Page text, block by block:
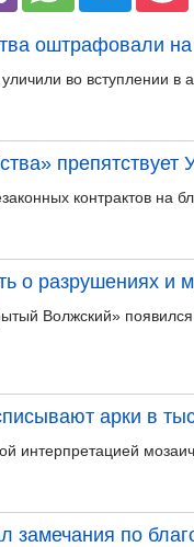
оштрафовали
во вступлении в
контрактов на
о разрушениях и
Волжский»
арки в
интерпретацией
замечания по